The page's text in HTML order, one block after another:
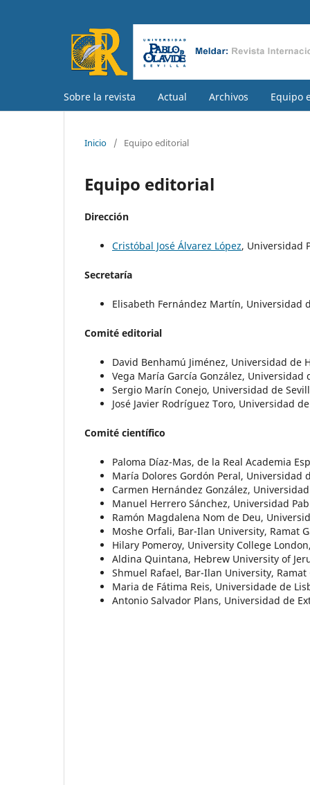
Sobre la revista Actual Archivos Equipo
Inicio / Equipo editorial
Equipo editorial
Dirección
Cristóbal José Álvarez López, Universidad
Secretaría
Elisabeth Fernández Martín, Universidad
Comité editorial
David Benhamú Jiménez, Universidad de
Vega María García González, Universidad
Sergio Marín Conejo, Universidad de
José Javier Rodríguez Toro, Universidad
Comité científico
Paloma Díaz-Mas, de la Real Academia
María Dolores Gordón Peral, Universidad
Carmen Hernández González,
Manuel Herrero Sánchez, Universidad
Ramón Magdalena Nom de Deu,
Moshe Orfali, Bar-Ilan University, Ramat
Hilary Pomeroy, University College
Aldina Quintana, Hebrew University of
Shmuel Rafael, Bar-Ilan University, Ramat
Maria de Fátima Reis, Universidade de
Antonio Salvador Plans, Universidad de